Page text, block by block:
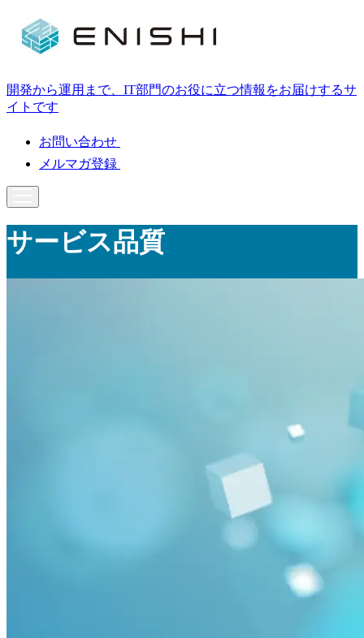
開発から運用まで、IT部門のお役に立つ情報をお届けするサ
イトです
お問い合わせ
メルマガ登録
サービス品質